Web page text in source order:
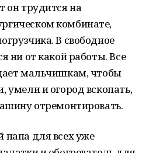
он трудится на
комбинате,
В свободное
ни от какой работы. Все
мальчишкам, чтобы
умели и огород вскопать,
отремонтировать.
для всех уже